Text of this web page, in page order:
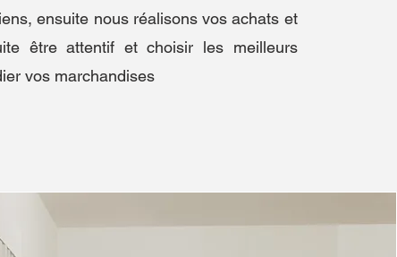
ensuite nous réalisons vos achats et
être attentif et choisir les meilleurs
vos marchandises